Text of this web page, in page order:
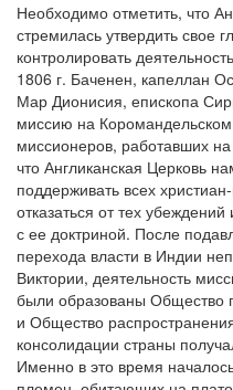
Необходимо отметить, что
стремилась утвердить свое
контролировать
1806 г. Баченен, капеллан
Мар Дионисия, епископа
миссию на
миссионеров, работавших
что Англиканская Церковь
поддерживать всех
отказаться от тех
с ее доктриной. После
перехода власти в Индии
Виктории, деятельность
были образованы Общество
и Общество
консолидации страны
Именно в это время